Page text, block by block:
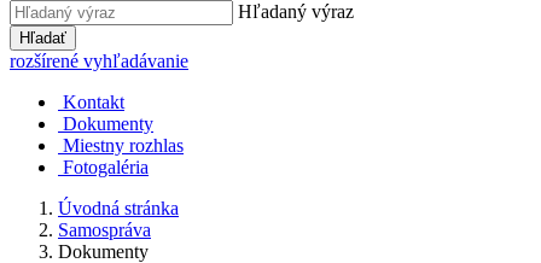
Hľadaný výraz
Hľadať
rozšírené vyhľadávanie
Kontakt
Dokumenty
Miestny rozhlas
Fotogaléria
Úvodná stránka
Samospráva
Dokumenty